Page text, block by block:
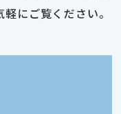
にご覧ください。